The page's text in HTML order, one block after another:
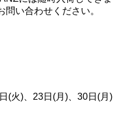
い合わせください。
(火)、23日(月)、30日(月)